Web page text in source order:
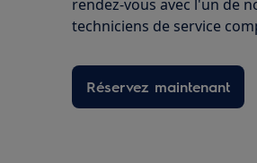
rendez-vous avec l'un de
techniciens de service
Réservez maintenant